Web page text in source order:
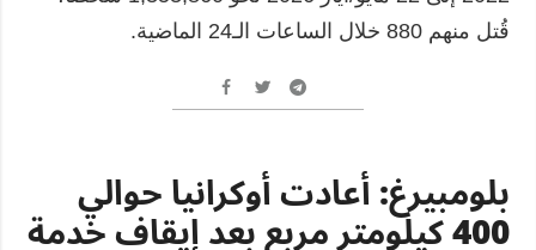
قُتل منهم 880 خلال الساعات الـ24 الماضية.
بلومبيرغ: أعادت أوكرانيا حوالي
400 كيلومتر مربع بعد إيقاف خدمة